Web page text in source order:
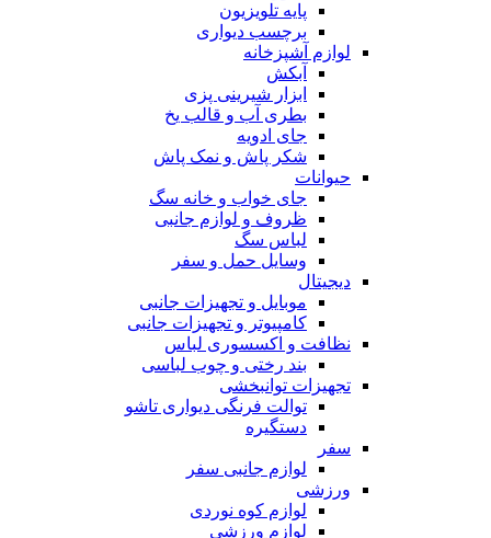
پایه تلویزیون
برچسب دیواری
لوازم آشپزخانه
آبکش
ابزار شیرینی پزی
بطری آب و قالب یخ
جای ادویه
شکر پاش و نمک پاش
حیوانات
جای خواب و خانه سگ
ظروف و لوازم جانبی
لباس سگ
وسایل حمل و سفر
دیجیتال
موبایل و تجهیزات جانبی
کامپیوتر و تجهیزات جانبی
نظافت و اکسسوری لباس
بند رختی و چوب لباسی
تجهیزات توانبخشی
توالت فرنگی دیواری تاشو
دستگیره
سفر
لوازم جانبی سفر
ورزشی
لوازم کوه نوردی
لوازم ورزشی